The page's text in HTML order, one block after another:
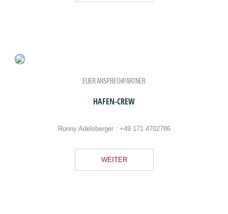
EUER ANSPRECHPARTNER
HAFEN-CREW
Ronny Adelsberger : +49 171 4702786
WEITER